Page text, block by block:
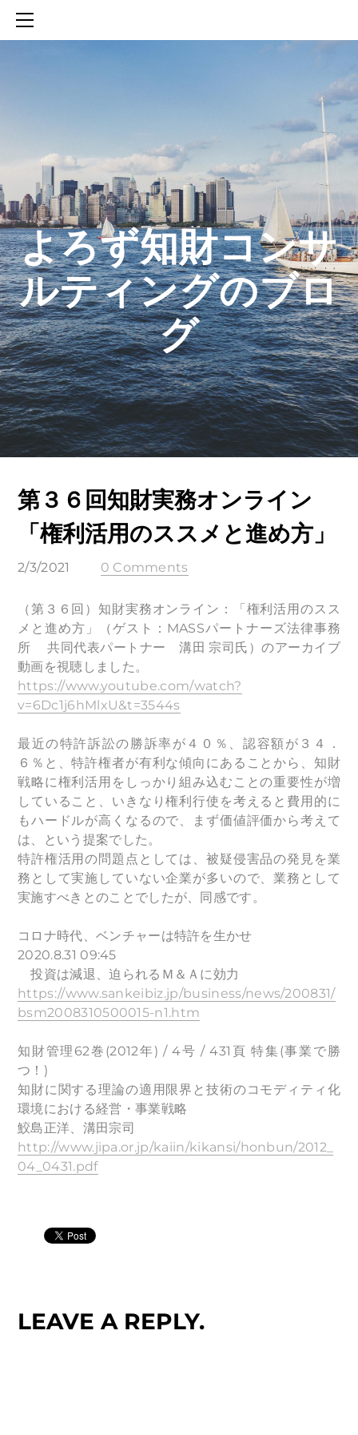
​よろず知財コンサ
ルティングのブロ
グ
第３６回知財実務オンライン
「権利活用のススメと進め方」
2/3/2021 0 Comments
（第３６回）知財実務オンライン：「権利活用のスス
メと進め方」（ゲスト：MASSパートナーズ法律事務
所 共同代表パートナー 溝田 宗司氏）のアーカイブ
動画を視聴しました。
https://www.youtube.com/watch?
v=6Dc1j6hMlxU&t=3544s
最近の特許訴訟の勝訴率が４０％、認容額が３４．
６％と、特許権者が有利な傾向にあることから、知財
戦略に権利活用をしっかり組み込むことの重要性が増
していること、いきなり権利行使を考えると費用的に
もハードルが高くなるので、まず価値評価から考えて
は、という提案でした。
特許権活用の問題点としては、被疑侵害品の発見を業
務として実施していない企業が多いので、業務として
実施すべきとのことでしたが、同感です。
コロナ時代、ベンチャーは特許を生かせ
2020.8.31 09:45
投資は減退、迫られるＭ＆Ａに効力
https://www.sankeibiz.jp/business/news/200831/
bsm2008310500015-n1.htm
知財管理62巻(2012年) / 4号 / 431頁 特集(事業で勝
つ！)
知財に関する理論の適用限界と技術のコモディティ化
環境における経営・事業戦略
鮫島正洋、溝田宗司
http://www.jipa.or.jp/kaiin/kikansi/honbun/2012_
04_0431.pdf
LEAVE A REPLY.
SERVICES
知財活動のROICへの貢献
生成AIを活用した知財戦略の策定方法
生成AIとの「壁打ち」で、新たな発明を創出する方法